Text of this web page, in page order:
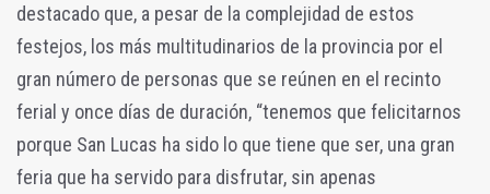
destacado que, a pesar de la complejidad de estos
festejos, los más multitudinarios de la provincia por el
gran número de personas que se reúnen en el recinto
ferial y once días de duración, “tenemos que felicitarnos
porque San Lucas ha sido lo que tiene que ser, una gran
feria que ha servido para disfrutar, sin apenas